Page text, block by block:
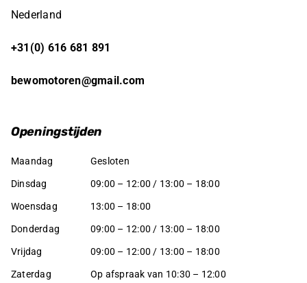
Nederland
+31(0) 616 681 891
bewomotoren@gmail.com
Openingstijden
Maandag Gesloten
Dinsdag 09:00 – 12:00 / 13:00 – 18:00
Woensdag 13:00 – 18:00
Donderdag 09:00 – 12:00 / 13:00 – 18:00
Vrijdag 09:00 – 12:00 / 13:00 – 18:00
Zaterdag Op afspraak van 10:30 – 12:00